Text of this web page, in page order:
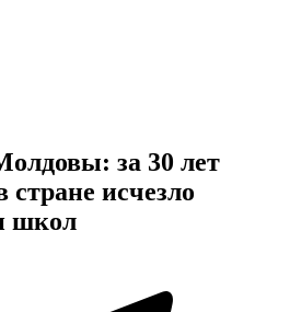
за 30 лет
стране исчезло
школ